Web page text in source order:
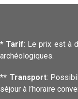
* Tarif: Le prix est à
archéologiques.
** Transport:
séjour à l’horaire